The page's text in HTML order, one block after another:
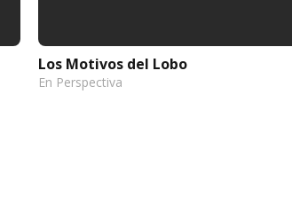
Los Motivos del Lobo
En Perspectiva